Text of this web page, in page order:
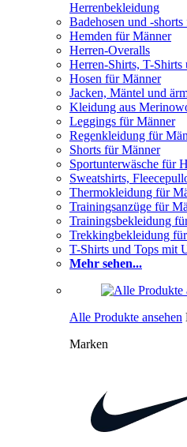
Herrenbekleidung
Badehosen und -
Hemden für Männer
Herren-Overalls
Herren-Shirts, T-Shirts
Hosen für Männer
Jacken, Mäntel und
Kleidung aus
Leggings für Männer
Regenkleidung für
Shorts für Männer
Sportunterwäsche für
Sweatshirts,
Thermokleidung für
Trainingsanzüge für
Trainingsbekleidung
Trekkingbekleidung
T-Shirts und Tops mit
Mehr sehen...
Alle Produkte ansehen
Marken